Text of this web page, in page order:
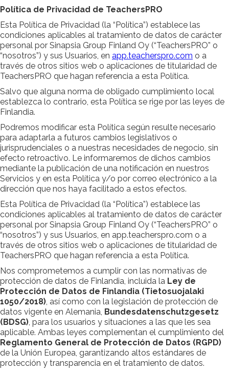
Política de Privacidad de TeachersPRO
Esta Política de Privacidad (la “Política”) establece las
condiciones aplicables al tratamiento de datos de carácter
personal por Sinapsia Group Finland Oy (“TeachersPRO” o
“nosotros”) y sus Usuarios, en app.teacherspro.com o a
través de otros sitios web o aplicaciones de titularidad de
TeachersPRO que hagan referencia a esta Política.
Salvo que alguna norma de obligado cumplimiento local
establezca lo contrario, esta Política se rige por las leyes de
Finlandia.
Podremos modificar esta Política según resulte necesario
para adaptarla a futuros cambios legislativos o
jurisprudenciales o a nuestras necesidades de negocio, sin
efecto retroactivo. Le informaremos de dichos cambios
mediante la publicación de una notificación en nuestros
Servicios y en esta Política y/o por correo electrónico a la
dirección que nos haya facilitado a estos efectos.
Esta Política de Privacidad (la “Política”) establece las
condiciones aplicables al tratamiento de datos de carácter
personal por Sinapsia Group Finland Oy (“TeachersPRO” o
“nosotros”) y sus Usuarios, en app.teacherspro.com o a
través de otros sitios web o aplicaciones de titularidad de
TeachersPRO que hagan referencia a esta Política.
Nos comprometemos a cumplir con las normativas de
protección de datos de Finlandia, incluida la Ley de
Protección de Datos de Finlandia (Tietosuojalaki
1050/2018), así como con la legislación de protección de
datos vigente en Alemania, Bundesdatenschutzgesetz
(BDSG), para los usuarios y situaciones a las que les sea
aplicable. Ambas leyes complementan el cumplimiento del
Reglamento General de Protección de Datos (RGPD)
de la Unión Europea, garantizando altos estándares de
protección y transparencia en el tratamiento de datos.